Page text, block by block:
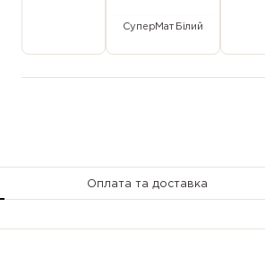
СуперМат Білий
Оплата та доставка